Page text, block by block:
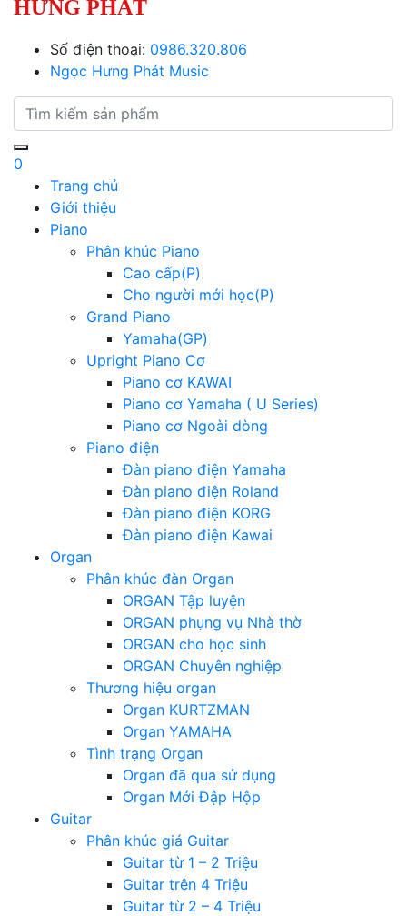
HƯNG PHÁT
Số điện thoại: 0986.320.806
Ngọc Hưng Phát Music
0
Trang chủ
Giới thiệu
Piano
Phân khúc Piano
Cao cấp(P)
Cho người mới học(P)
Grand Piano
Yamaha(GP)
Upright Piano Cơ
Piano cơ KAWAI
Piano cơ Yamaha ( U Series)
Piano cơ Ngoài dòng
Piano điện
Đàn piano điện Yamaha
Đàn piano điện Roland
Đàn piano điện KORG
Đàn piano điện Kawai
Organ
Phân khúc đàn Organ
ORGAN Tập luyện
ORGAN phụng vụ Nhà thờ
ORGAN cho học sinh
ORGAN Chuyên nghiệp
Thương hiệu organ
Organ KURTZMAN
Organ YAMAHA
Tình trạng Organ
Organ đã qua sử dụng
Organ Mới Đập Hộp
Guitar
Phân khúc giá Guitar
Guitar từ 1 – 2 Triệu
Guitar trên 4 Triệu
Guitar từ 2 – 4 Triệu